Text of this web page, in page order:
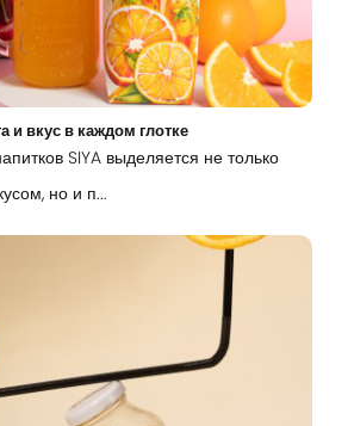
и вкус в каждом глотке
SIYA выделяется не только
но и п...